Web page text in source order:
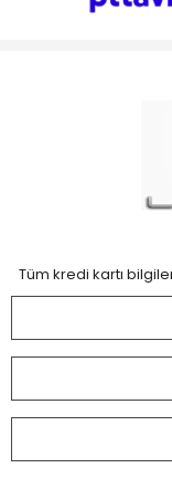
Tüm kredi kartı